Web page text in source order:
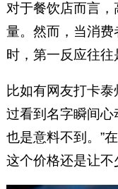
对于餐饮店而言
量。然而，当消
时，第一反应往往
比如有网友打卡泰
过看到名字瞬间心
也是意料不到。”
这个价格还是让不